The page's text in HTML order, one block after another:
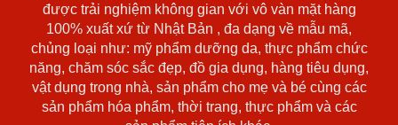
được trải nghiệm không gian với vô vàn mặt hàng
100% xuất xứ từ Nhật Bản , đa dạng về mẫu mã,
chủng loại như: mỹ phẩm dưỡng da, thực phẩm chức
năng, chăm sóc sắc đẹp, đồ gia dụng, hàng tiêu dụng,
vật dụng trong nhà, sản phẩm cho mẹ và bé cùng các
sản phẩm hóa phẩm, thời trang, thực phẩm và các